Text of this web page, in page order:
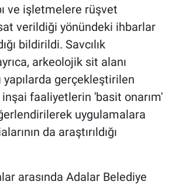
ve işletmelere rüşvet
verildiği yönündeki ihbarlar
bildirildi. Savcılık
arkeolojik sit alanı
yapılarda gerçekleştirilen
faaliyetlerin 'basit onarım'
uygulamalara
da araştırıldığı
arasında Adalar Belediye